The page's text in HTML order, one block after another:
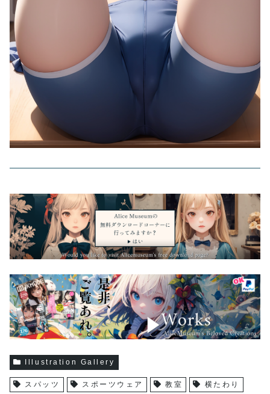
Illustration Gallery
スパッツ スポーツウェア 教室 横たわり